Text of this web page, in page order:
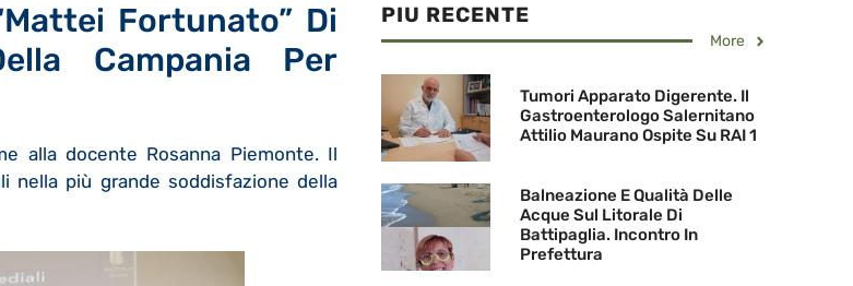
Fortunato” Di
Campania Per
alla docente Rosanna Piemonte. Il
nella più grande soddisfazione della
PIU RECENTE
More
Tumori Apparato Digerente. Il
Gastroenterologo Salernitano
Attilio Maurano Ospite Su RAI 1
Balneazione E Qualità Delle
Acque Sul Litorale Di
Battipaglia. Incontro In
Prefettura